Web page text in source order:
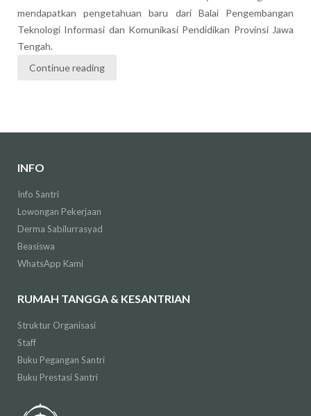
mendapatkan pengetahuan baru dari Balai Pengembangan
Teknologi Informasi dan Komunikasi Pendidikan Provinsi Jawa
Tengah.
Continue reading
INFO
Info Santri
Lowongan Pekerjaan
Derma Sabilurrasyad
Beasiswa
WhatsApp Kami
RUMAH TANGGA & KESANTRIAN
Struktur Organisasi
Staff
Buku Pegangan Santri
Buku Prestasi Santri